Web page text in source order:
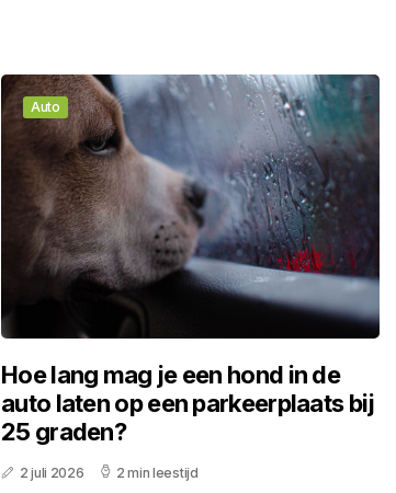
Auto
Hoe lang mag je een hond in de
auto laten op een parkeerplaats bij
25 graden?
2 juli 2026 2 min leestijd